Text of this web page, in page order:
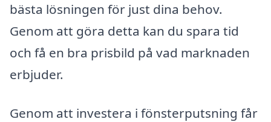
bästa lösningen för just dina behov.
Genom att göra detta kan du spara tid
och få en bra prisbild på vad marknaden
erbjuder.
Genom att investera i fönsterputsning får